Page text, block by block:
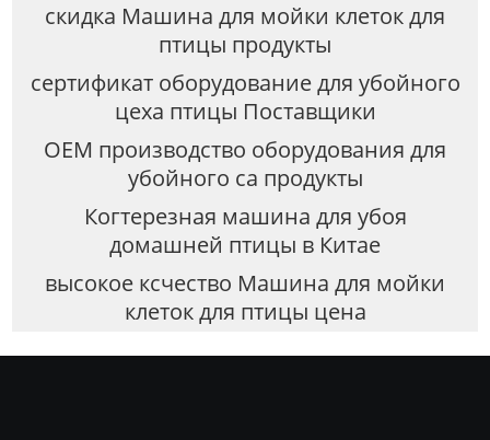
скидка Машина для мойки клеток для
птицы продукты
сертификат оборудование для убойного
цеха птицы Поставщики
OEM производство оборудования для
убойного са продукты
Когтерезная машина для убоя
домашней птицы в Китае
высокое ксчество Машина для мойки
клеток для птицы цена